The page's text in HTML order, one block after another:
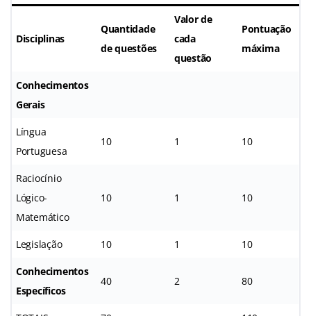
Disciplinas
Quantidade
de questões
Valor de
cada
questão
Pontuação
máxima
Conhecimentos
Gerais
Língua
Portuguesa
10 1 10
Raciocínio
Lógico-
Matemático
10 1 10
Legislação 10 1 10
Conhecimentos
Específicos
40 2 80